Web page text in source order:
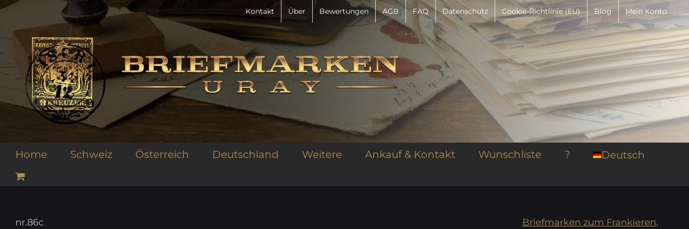
Zum
springen
Kontakt Über Bewertungen AGB FAQ Datenschutz Cookie-Richtlinie (EU) Blog Mein Konto
Home Schweiz Österreich Deutschland Weitere Ankauf & Kontakt Wunschliste ? Deutsch
nr.86c
Briefmarken zum Frankieren,